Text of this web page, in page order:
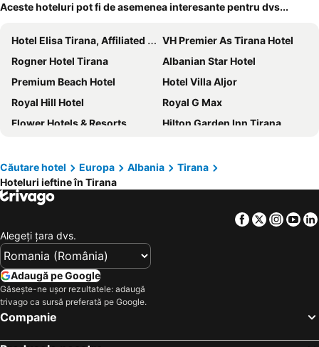
Aceste hoteluri pot fi de asemenea interesante pentru dvs...
Hotel Elisa Tirana, Affiliated by Meliá
VH Premier As Tirana Hotel
Rogner Hotel Tirana
Albanian Star Hotel
Premium Beach Hotel
Hotel Villa Aljor
Royal Hill Hotel
Royal G Max
Flower Hotels & Resorts
Hilton Garden Inn Tirana
Blue Sky
Vila Ada Hotel
Tirana Marriott
Tirana Square Hotel
Best Western Premier Ark Hotel
Metro Hotel Tirana
Brilliant Hotel & SPA
Orchidea Hotel
Emerald Boutique Hotel
Căutare hotel Europa Albania
Tirana
Hoteluri ieftine în Tirana
Facebook
Twitter
Alegeţi ţara dvs.
Adaugă pe Google
Găsește-ne ușor rezultatele: adaugă
trivago ca sursă preferată pe Google.
Companie